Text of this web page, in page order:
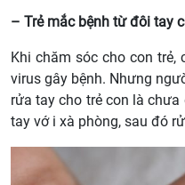
– Trẻ mắc bệnh từ đôi tay
Khi chăm sóc cho con
virus gây bệnh. Nhưng
rửa tay cho trẻ con là
tay vớ i xà phòng, sau đó